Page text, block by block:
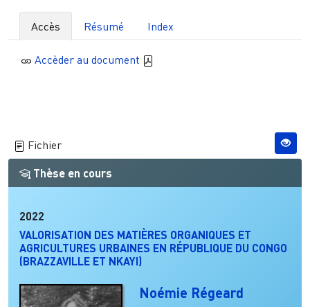
Accès Résumé Index
Accèder au document
Fichier
Thèse en cours
2022
VALORISATION DES MATIÈRES ORGANIQUES ET
AGRICULTURES URBAINES EN RÉPUBLIQUE DU CONGO
(BRAZZAVILLE ET NKAYI)
Noémie Régeard